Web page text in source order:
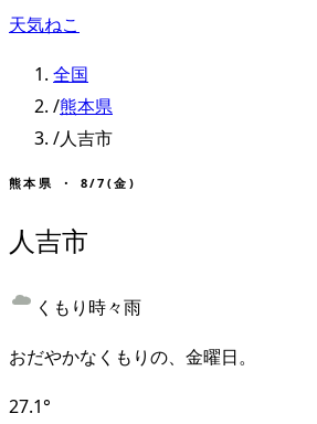
天気ねこ
全国
/熊本県
/人吉市
熊本県 ・ 8/7(金)
人吉市
くもり時々雨
おだやかなくもりの、金曜日。
27.1°